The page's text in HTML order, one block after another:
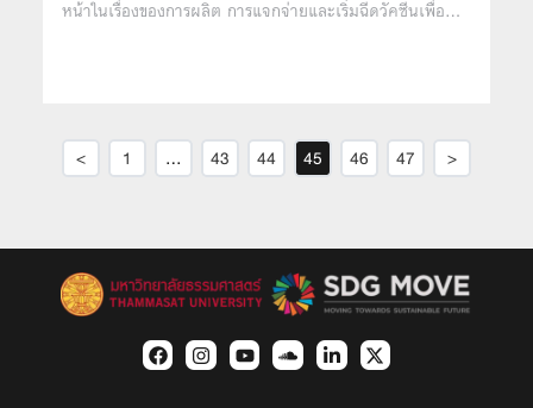
หน้าในเรื่องของการผลิต การแจกจ่ายและเริ่มฉีดวัคซีนเพื่อ…
< 1 … 43 44 45 46 47 >